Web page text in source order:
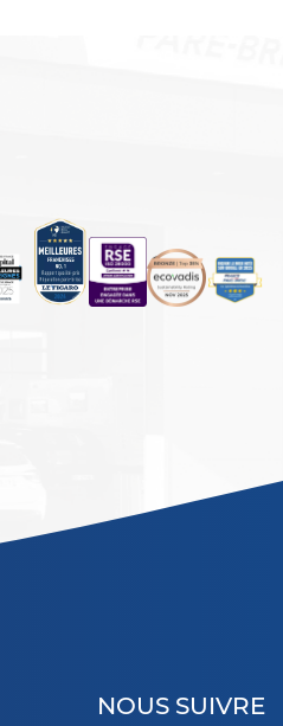
NOUS SUIVRE